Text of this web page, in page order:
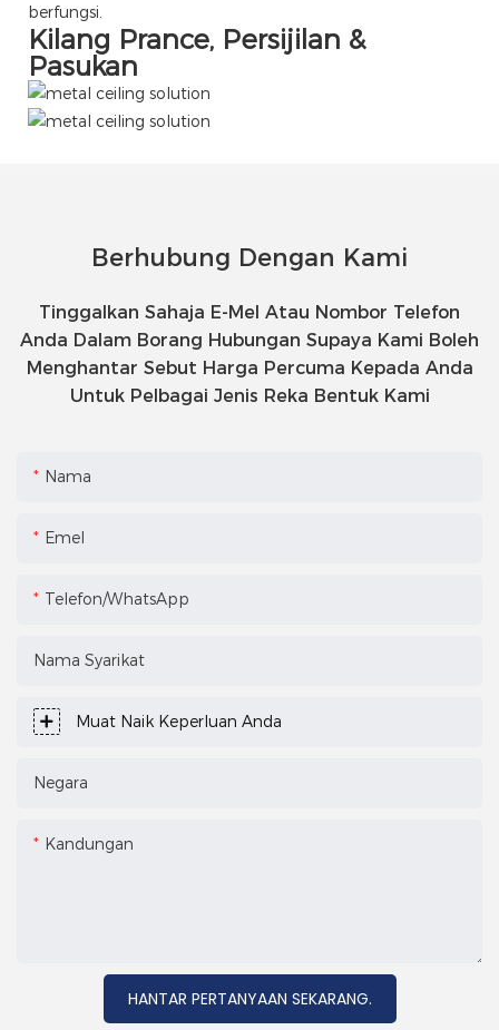
berfungsi.
Kilang Prance, Persijilan &
Pasukan
Berhubung Dengan Kami
Tinggalkan Sahaja E-Mel Atau Nombor Telefon
Anda Dalam Borang Hubungan Supaya Kami Boleh
Menghantar Sebut Harga Percuma Kepada Anda
Untuk Pelbagai Jenis Reka Bentuk Kami
Nama
Emel
Telefon/WhatsApp
Nama Syarikat
Muat Naik Keperluan Anda
Negara
Kandungan
HANTAR PERTANYAAN SEKARANG.